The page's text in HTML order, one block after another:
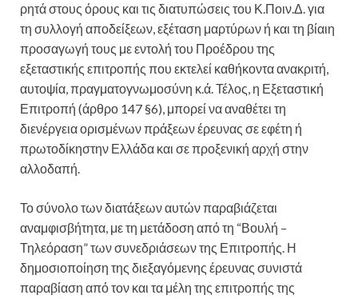
ρητά στους όρους και τις διατυπώσεις του Κ.Ποιν.Δ. για
τη συλλογή αποδείξεων, εξέταση μαρτύρων ή και τη βίαιη
προσαγωγή τους με εντολή του Προέδρου της
εξεταστικής επιτροπής που εκτελεί καθήκοντα ανακριτή,
αυτοψία, πραγματογνωμοσύνη κ.ά. Τέλος, η Εξεταστική
Επιτροπή (άρθρο 147 §6), μπορεί να αναθέτει τη
διενέργεια ορισμένων πράξεων έρευνας σε εφέτη ή
πρωτοδίκηστην Ελλάδα και σε προξενική αρχή στην
αλλοδαπή.
Το σύνολο των διατάξεων αυτών παραβιάζεται
αναμφισβήτητα, με τη μετάδοση από τη “Βουλή –
Τηλεόραση” των συνεδριάσεων της Επιτροπής. Η
δημοσιοποίηση της διεξαγόμενης έρευνας συνιστά
παραβίαση από τον και τα μέλη της επιτροπής της